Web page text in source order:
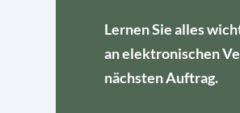
Lernen Sie alles
an elektronischen
nächsten Auftrag.